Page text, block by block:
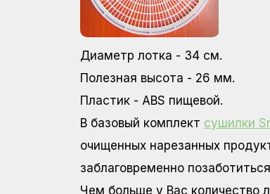
Диаметр лотка - 34 см.
Полезная высота - 26 мм.
Пластик - ABS пищевой.
В базовый комплект сушилки
очищенных нарезанных
заблаговременно
Чем больше у Вас количество